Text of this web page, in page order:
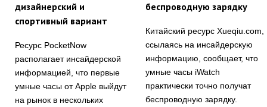
дизайнерский и
спортивный вариант
Ресурс PocketNow
располагает инсайдерской
информацией, что первые
умные часы от Apple выйдут
на рынок в нескольких
беспроводную зарядку
Китайский ресурс Xueqiu.com,
ссылаясь на инсайдерскую
информацию, сообщает, что
умные часы iWatch
практически точно получат
беспроводную зарядку.